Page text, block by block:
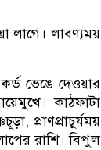
লাগে। লাবণ্যময়
ভেঙে দেওয়ার
কাঠফাটা
প্রাণপ্রাচুর্যময়
রাশি। বিপুল